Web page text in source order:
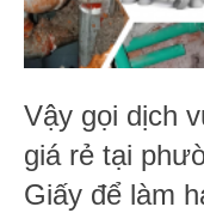
Vậy gọi dịch
giá rẻ tại
Giấy để làm